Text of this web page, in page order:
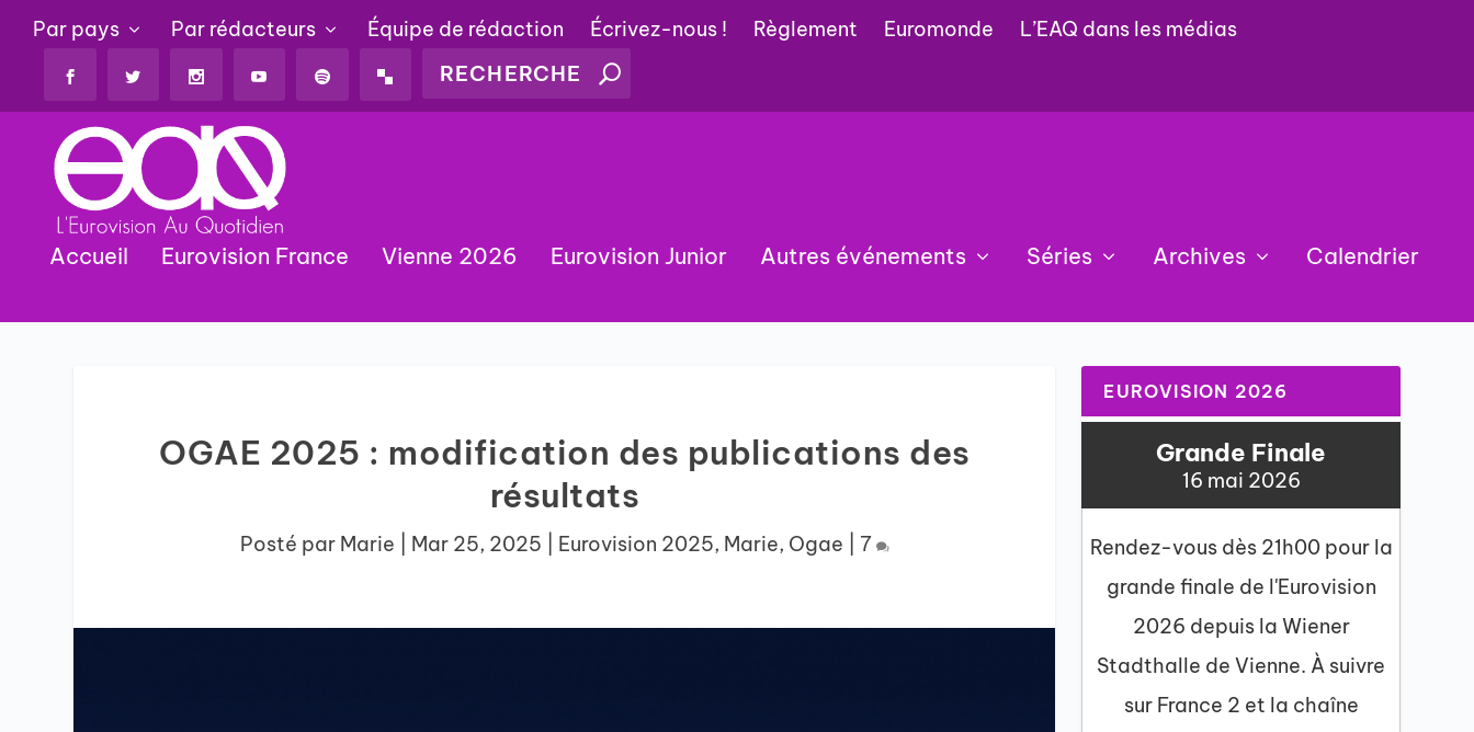
Par pays Par rédacteurs Équipe de rédaction Écrivez-nous ! Règlement Euromonde L’EAQ dans les médias
Accueil Eurovision France Vienne 2026 Eurovision Junior Autres événements Séries Archives Calendrier
OGAE 2025 : modification des publications des
résultats
Posté par Marie Mar 25, 2025 Eurovision 2025, Marie, Ogae 7
EUROVISION 2026
Grande Finale
16 mai 2026
Rendez-vous dès 21h00 pour la
grande finale de l'Eurovision
2026 depuis la Wiener
Stadthalle de Vienne. À suivre
sur France 2 et la chaîne